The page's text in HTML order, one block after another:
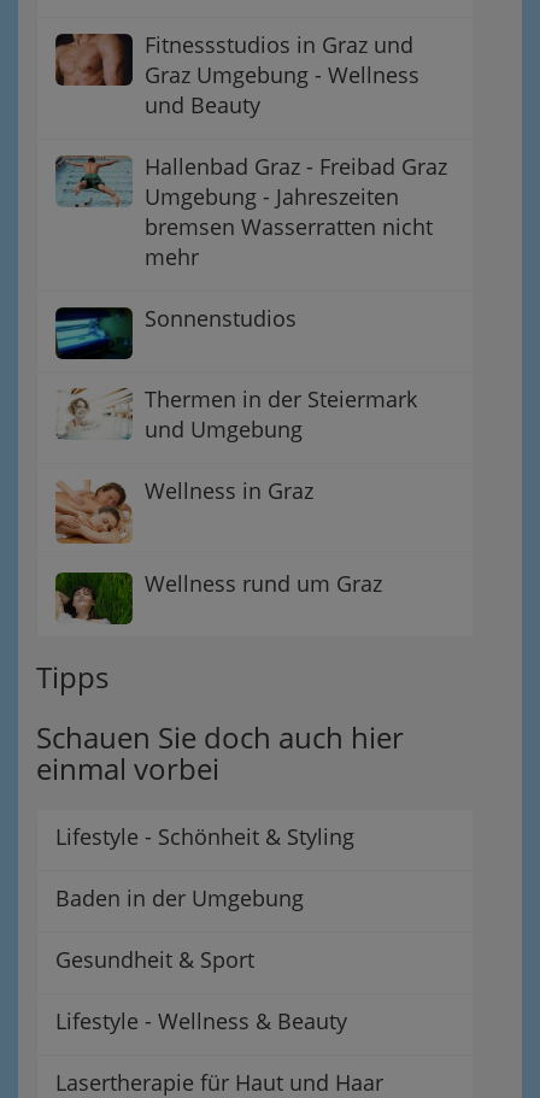
Fitnessstudios in Graz und
Graz Umgebung - Wellness
und Beauty
Hallenbad Graz - Freibad Graz
Umgebung - Jahreszeiten
bremsen Wasserratten nicht
mehr
Sonnenstudios
Thermen in der Steiermark
und Umgebung
Wellness in Graz
Wellness rund um Graz
Tipps
Schauen Sie doch auch hier
einmal vorbei
Lifestyle - Schönheit & Styling
Baden in der Umgebung
Gesundheit & Sport
Lifestyle - Wellness & Beauty
Lasertherapie für Haut und Haar